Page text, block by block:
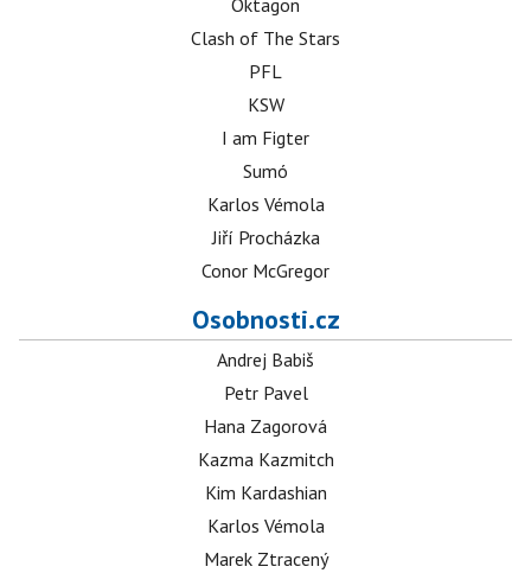
Oktagon
Clash of The Stars
PFL
KSW
I am Figter
Sumó
Karlos Vémola
Jiří Procházka
Conor McGregor
Osobnosti.cz
Andrej Babiš
Petr Pavel
Hana Zagorová
Kazma Kazmitch
Kim Kardashian
Karlos Vémola
Marek Ztracený